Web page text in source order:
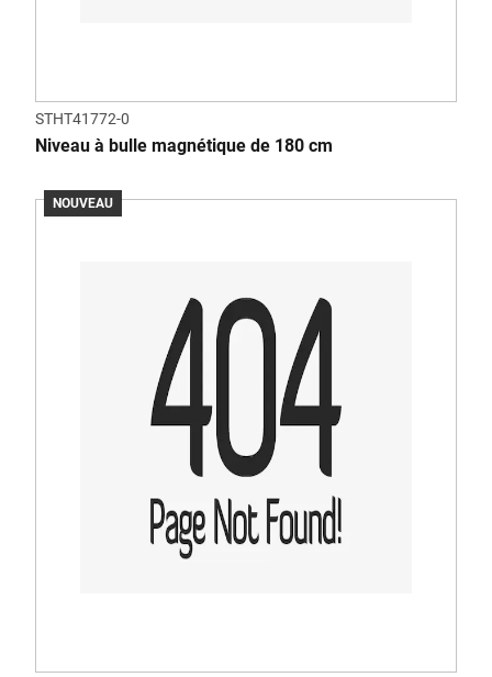
STHT41772-0
Niveau à bulle magnétique de 180 cm
NOUVEAU